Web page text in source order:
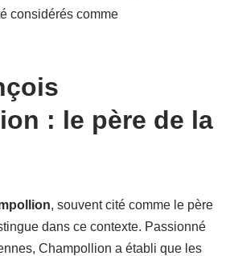
considérés comme
: le père de la
, souvent cité comme le père
dans ce contexte. Passionné
Champollion a établi que les